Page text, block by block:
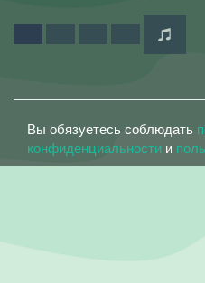
Вы обязуетесь соблюдать
конфиденциальности и